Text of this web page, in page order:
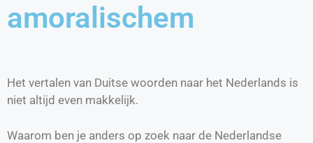
amoralischem
Het vertalen van Duitse woorden naar het Nederlands is
niet altijd even makkelijk.
Waarom ben je anders op zoek naar de Nederlandse